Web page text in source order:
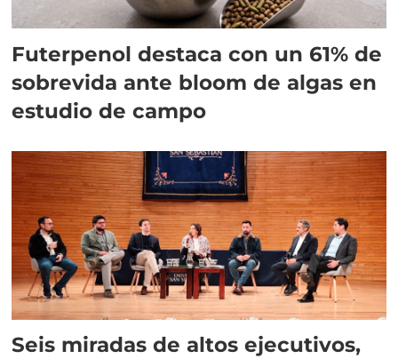
Futerpenol destaca con un 61% de
sobrevida ante bloom de algas en
estudio de campo
Seis miradas de altos ejecutivos,